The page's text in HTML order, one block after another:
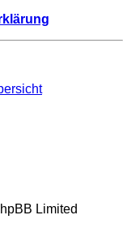
Limited